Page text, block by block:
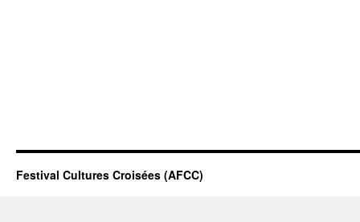
Festival Cultures Croisées (AFCC)